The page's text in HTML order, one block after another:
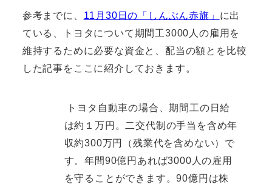
参考までに、 11月30日の「しんぶん赤旗」 に出
ている、トヨタについて期間工3000人の雇用を
維持するために必要な資金と、配当の額とを比較
した記事をここに紹介しておきます。
トヨタ自動車の場合、期間工の日給
は約１万円。二交代制の手当を含め年
収約300万円（残業代を含めない）で
す。年間90億円あれば3000人の雇用
を守ることができます。90億円は株